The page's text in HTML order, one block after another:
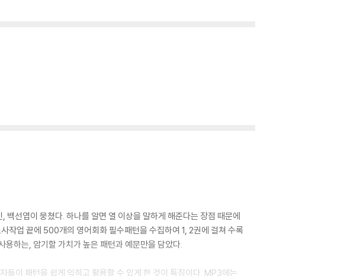
선엽이 뭉쳤다. 하나를 알면 열 이상을 말하게 해준다는 장점 때문에
작업 끝에 500개의 영어회화 필수패턴을 수집하여 1, 2권에 걸쳐 수록
하는, 암기할 가치가 높은 패턴과 예문만을 담았다.
들이 패턴을 쉽게 익히고 활용할 수 있게 한 것이 특징이다. MP3에는